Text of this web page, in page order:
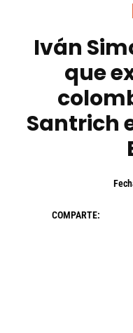
Iván
que
Santrich
COMPARTE: